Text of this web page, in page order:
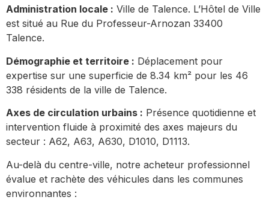
Administration locale : Ville de Talence. L’Hôtel de Ville
est situé au Rue du Professeur-Arnozan 33400
Talence.
Démographie et territoire : Déplacement pour
expertise sur une superficie de 8.34 km² pour les 46
338 résidents de la ville de Talence.
Axes de circulation urbains : Présence quotidienne et
intervention fluide à proximité des axes majeurs du
secteur : A62, A63, A630, D1010, D1113.
Au-delà du centre-ville, notre acheteur professionnel
évalue et rachète des véhicules dans les communes
environnantes :